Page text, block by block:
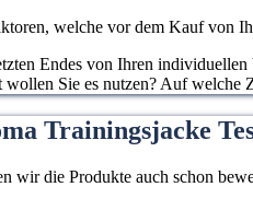
welche vor dem Kauf von
Endes von Ihren
Sie es nutzen? Auf welche
Trainingsjacke
wir die Produkte auch schon